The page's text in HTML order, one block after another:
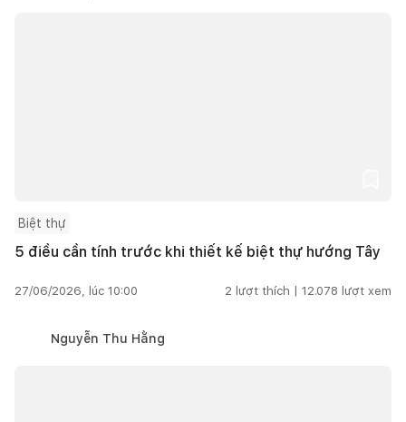
Biệt thự
5 điều cần tính trước khi thiết kế biệt thự hướng Tây
27/06/2026, lúc 10:00 2 lượt thích | 12.078 lượt xem
Nguyễn Thu Hằng